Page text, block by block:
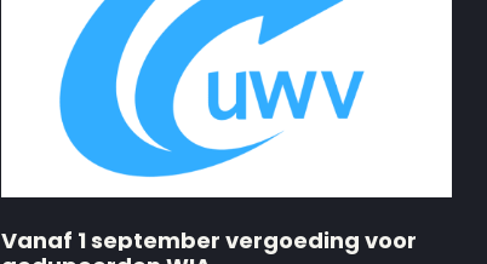
Vanaf 1 september vergoeding voor